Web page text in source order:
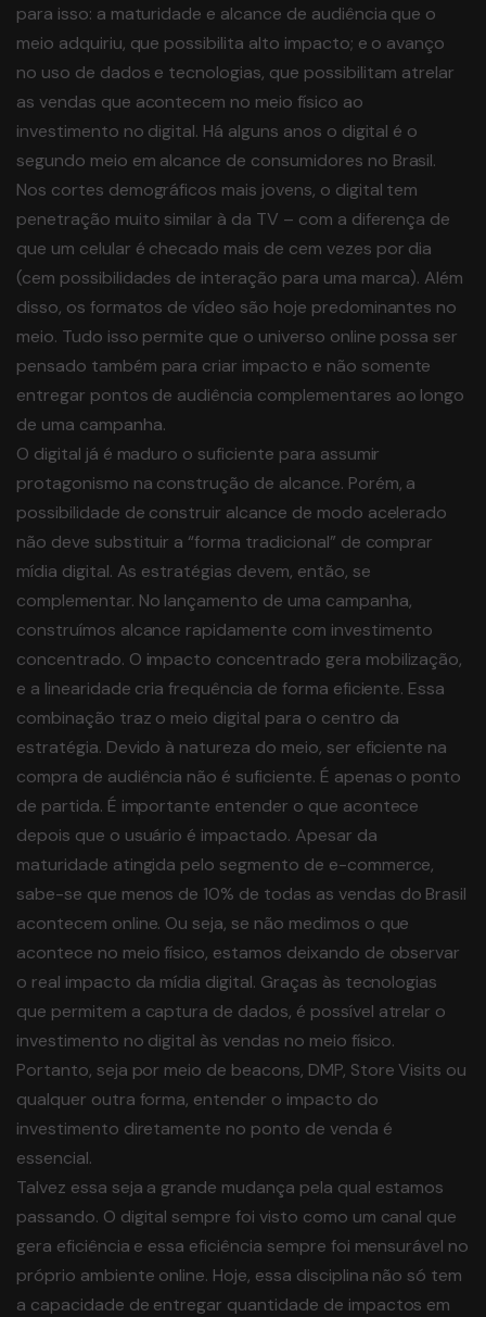
para isso: a maturidade e alcance de audiência que o
meio adquiriu, que possibilita alto impacto; e o avanço
no uso de dados e tecnologias, que possibilitam atrelar
as vendas que acontecem no meio físico ao
investimento no digital. Há alguns anos o digital é o
segundo meio em alcance de consumidores no Brasil.
Nos cortes demográficos mais jovens, o digital tem
penetração muito similar à da TV – com a diferença de
que um celular é checado mais de cem vezes por dia
(cem possibilidades de interação para uma marca). Além
disso, os formatos de vídeo são hoje predominantes no
meio. Tudo isso permite que o universo online possa ser
pensado também para criar impacto e não somente
entregar pontos de audiência complementares ao longo
de uma campanha.
O digital já é maduro o suficiente para assumir
protagonismo na construção de alcance. Porém, a
possibilidade de construir alcance de modo acelerado
não deve substituir a “forma tradicional” de comprar
mídia digital. As estratégias devem, então, se
complementar. No lançamento de uma campanha,
construímos alcance rapidamente com investimento
concentrado. O impacto concentrado gera mobilização,
e a linearidade cria frequência de forma eficiente. Essa
combinação traz o meio digital para o centro da
estratégia. Devido à natureza do meio, ser eficiente na
compra de audiência não é suficiente. É apenas o ponto
de partida. É importante entender o que acontece
depois que o usuário é impactado. Apesar da
maturidade atingida pelo segmento de e-commerce,
sabe-se que menos de 10% de todas as vendas do Brasil
acontecem online. Ou seja, se não medimos o que
acontece no meio físico, estamos deixando de observar
o real impacto da mídia digital. Graças às tecnologias
que permitem a captura de dados, é possível atrelar o
investimento no digital às vendas no meio físico.
Portanto, seja por meio de beacons, DMP, Store Visits ou
qualquer outra forma, entender o impacto do
investimento diretamente no ponto de venda é
essencial.
Talvez essa seja a grande mudança pela qual estamos
passando. O digital sempre foi visto como um canal que
gera eficiência e essa eficiência sempre foi mensurável no
próprio ambiente online. Hoje, essa disciplina não só tem
a capacidade de entregar quantidade de impactos em